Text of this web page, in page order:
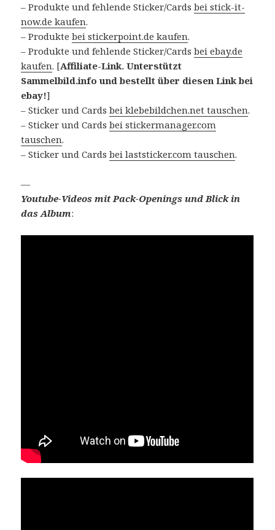
– Produkte und fehlende Sticker/Cardsbei stick-it-
now.de kaufen.
– Produktebei stickerpoint.de kaufen.
– Produkte und fehlende Sticker/Cardsbei ebay.de
kaufen. [Affiliate-Link. Unterstützt
Sammelbild.info und bestellt über diesen Link bei
ebay!]
– Sticker und Cardsbei klebebildchen.net tauschen.
– Sticker und Cardsbei stickermanager.com
tauschen.
– Sticker und Cardsbei laststicker.com tauschen.
—
Youtube-Videos mit Pack-Openings und Blick in
das Album: